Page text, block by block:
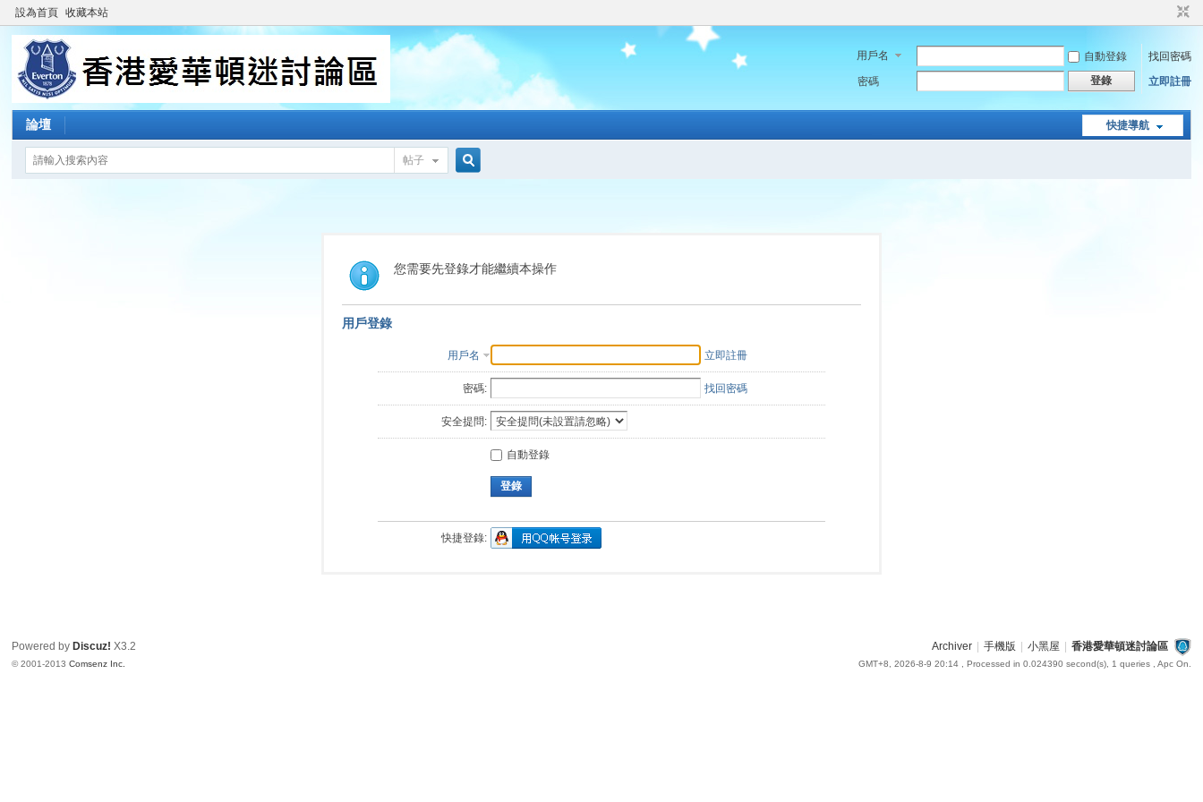
設為首頁 收藏本站
用戶名 自動登錄
找回密碼
密碼
登錄 立即註冊
快捷導航
論壇
帖子
索
您需要先登錄才能繼續本操作
用戶登錄
用戶名 立即註冊
密碼: 找回密碼
安全提問:
自動登錄
登錄
快捷登錄:
Archiver 手機版 小黑屋 香港愛華頓迷討論區
GMT+8, 2026-8-9 20:14, Processed in 0.024390 second(s), 1 queries , Apc On.
Powered by Discuz! X3.2
© 2001-2013Comsenz Inc.